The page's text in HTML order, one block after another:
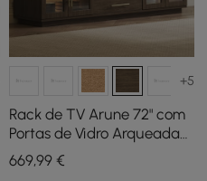
+5
Rack de TV Arune 72" com
Portas de Vidro Arqueadas
Marrom Fumê,
Armazenamento e LED
669,99€